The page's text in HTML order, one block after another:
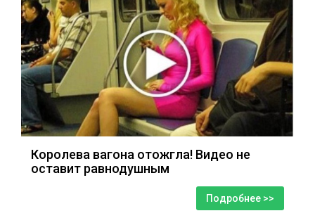
Королева вагона отожгла! Видео не
оставит равнодушным
Подробнее >>